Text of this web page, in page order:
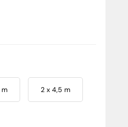
2 x 4,5 m